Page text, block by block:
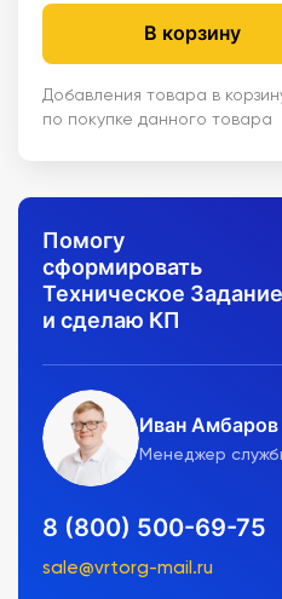
В корзину
Добавления товара в
по покупке данного товара
Помогу
сформировать
Техническое Задание
и сделаю КП
Иван Амбаров
Менеджер
8 (800) 500-69-75
sale@vrtorg-mail.ru